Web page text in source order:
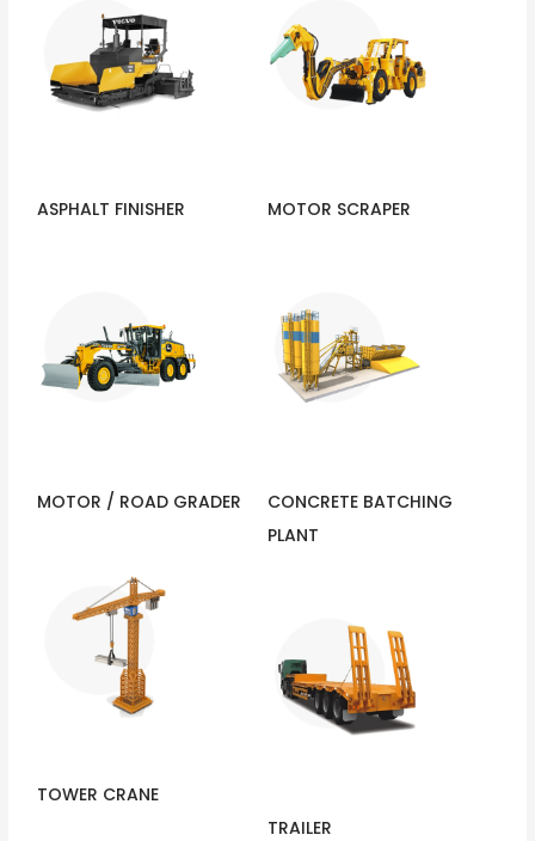
ASPHALT FINISHER
MOTOR / ROAD GRADER
TOWER CRANE
MOTOR SCRAPER
CONCRETE BATCHING
PLANT
TRAILER